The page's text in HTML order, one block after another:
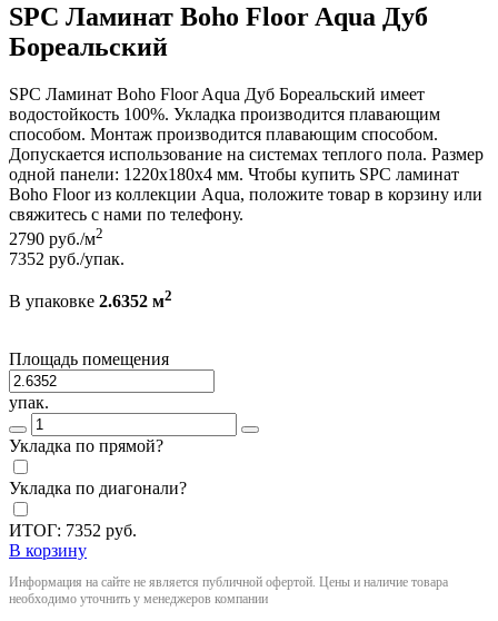
SPC Ламинат Boho Floor Aqua Дуб
Бореальский
SPC Ламинат Boho Floor Aqua Дуб Бореальский имеет
водостойкость 100%. Укладка производится плавающим
способом. Монтаж производится плавающим способом.
Допускается использование на системах теплого пола. Размер
одной панели: 1220x180x4 мм. Чтобы купить SPC ламинат
Boho Floor из коллекции Aqua, положите товар в корзину или
свяжитесь с нами по телефону.
2790 руб./м2
7352 руб./упак.
В упаковке 2.6352 м2
Площадь помещения
упак.
Укладка по прямой?
Укладка по диагонали?
ИТОГ: 7352 руб.
В корзину
Информация на сайте не является публичной офертой. Цены и наличие товара
необходимо уточнить у менеджеров компании